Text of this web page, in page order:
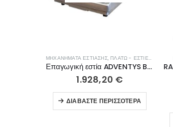
ΜΗΧΑΝΉΜΑΤΑ ΕΣΤΊΑΣΗΣ, ΠΛΑΤΏ - ΕΣΤΊΕΣ ΨΗΣΊΜΑΤΟΣ
Επαγωγική εστία ADVENTYS BRIC3K GADV
1.928,20 €
ΔΙΑΒΆΣΤΕ ΠΕΡΙΣΣΌΤΕΡΑ